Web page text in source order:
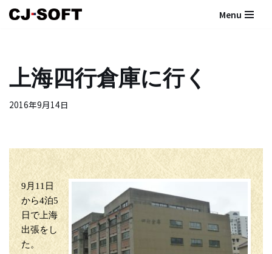
ツ
へ
ッ
Menu
上海四行倉庫に行く
2016年9月14日
9月11日
から4泊5
日で上海
出張をし
た。